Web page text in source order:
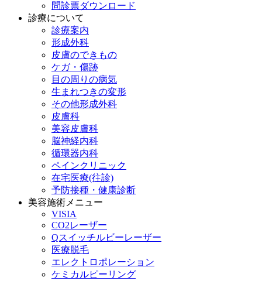
問診票ダウンロード
診療について
診療案内
形成外科
皮膚のできもの
ケガ・傷跡
目の周りの病気
生まれつきの変形
その他形成外科
皮膚科
美容皮膚科
脳神経内科
循環器内科
ペインクリニック
在宅医療(往診)
予防接種・健康診断
美容施術メニュー
VISIA
CO2レーザー
Qスイッチルビーレーザー
医療脱毛
エレクトロポレーション
ケミカルピーリング